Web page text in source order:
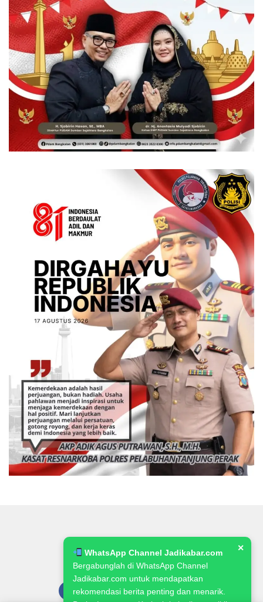
WhatsApp Channel Jadikabar.com
Bergabunglah di WhatsApp Channel
Jadikabar.com untuk mendapatkan
rekomendasi berita penting dan menarik.
✕